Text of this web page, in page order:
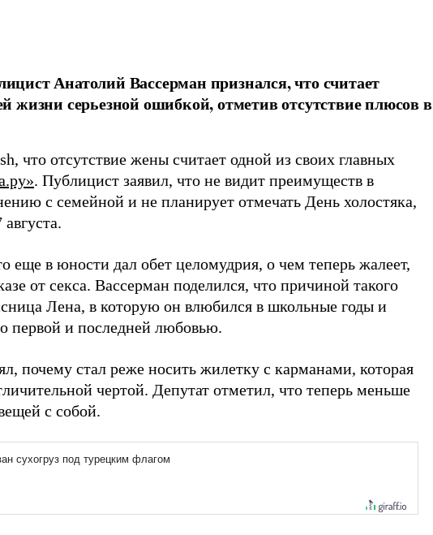
Анатолий Вассерман признался, что считает
жизни серьезной ошибкой, отметив отсутствие плюсов в
что отсутствие жены считает одной из своих главных
. Публицист заявил, что не видит преимуществ в
с семейной и не планирует отмечать День холостяка,
еще в юности дал обет целомудрия, о чем теперь жалеет,
от секса. Вассерман поделился, что причиной такого
Лена, в которую он влюбился в школьные годы и
первой и последней любовью.
почему стал реже носить жилетку с карманами, которая
чертой. Депутат отметил, что теперь меньше
с собой.